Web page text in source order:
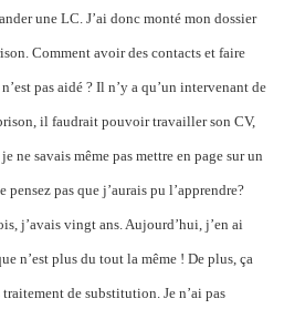
une LC. J’ai donc monté mon dossier
Comment avoir des contacts et faire
pas aidé ? Il n’y a qu’un intervenant de
il faudrait pouvoir travailler son CV,
ne savais même pas mettre en page sur un
pas que j’aurais pu l’apprendre?
j’avais vingt ans. Aujourd’hui, j’en ai
n’est plus du tout la même ! De plus, ça
de substitution. Je n’ai pas